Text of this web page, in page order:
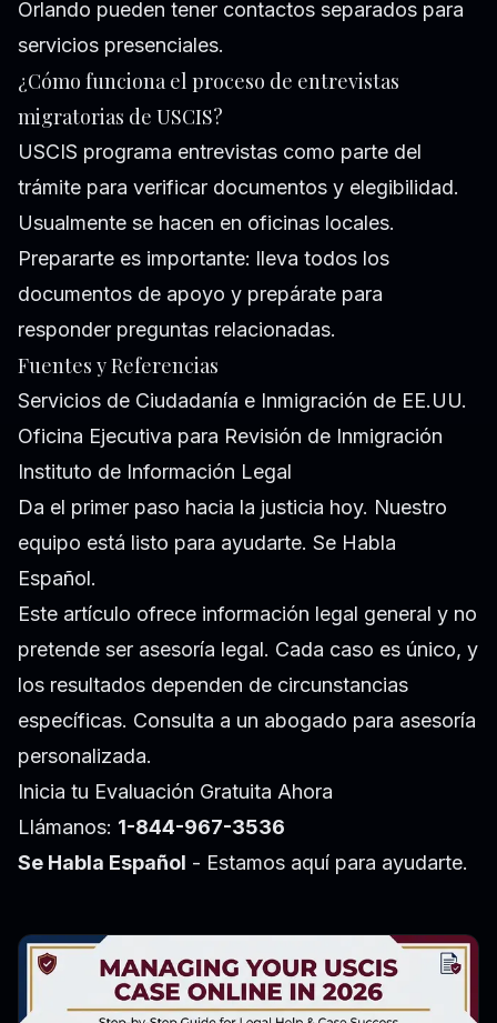
Orlando pueden tener contactos separados para
servicios presenciales.
¿Cómo funciona el proceso de entrevistas
migratorias de USCIS?
USCIS programa entrevistas como parte del
trámite para verificar documentos y elegibilidad.
Usualmente se hacen en oficinas locales.
Prepararte es importante: lleva todos los
documentos de apoyo y prepárate para
responder preguntas relacionadas.
Fuentes y Referencias
Servicios de Ciudadanía e Inmigración de EE.UU.
Oficina Ejecutiva para Revisión de Inmigración
Instituto de Información Legal
Da el primer paso hacia la justicia hoy. Nuestro
equipo está listo para ayudarte. Se Habla
Español.
Este artículo ofrece información legal general y no
pretende ser asesoría legal. Cada caso es único, y
los resultados dependen de circunstancias
específicas. Consulta a un abogado para asesoría
personalizada.
Inicia tu Evaluación Gratuita Ahora
Llámanos: 1-844-967-3536
Se Habla Español - Estamos aquí para ayudarte.